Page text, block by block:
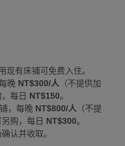
现有床铺可免费入住。
晚 NT$300/人 （不提供加
每日 NT$150。
，每晚 NT$800/人 （不提
购，每日 NT$300。
认并收取。